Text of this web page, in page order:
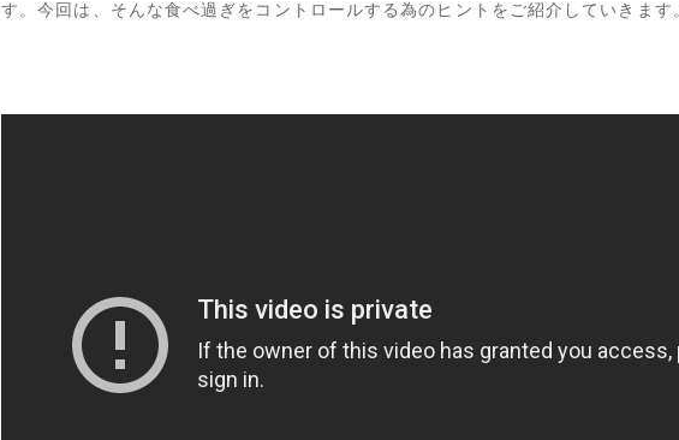
す。今回は、そんな食べ過ぎをコントロールする為のヒントをご紹介していきます